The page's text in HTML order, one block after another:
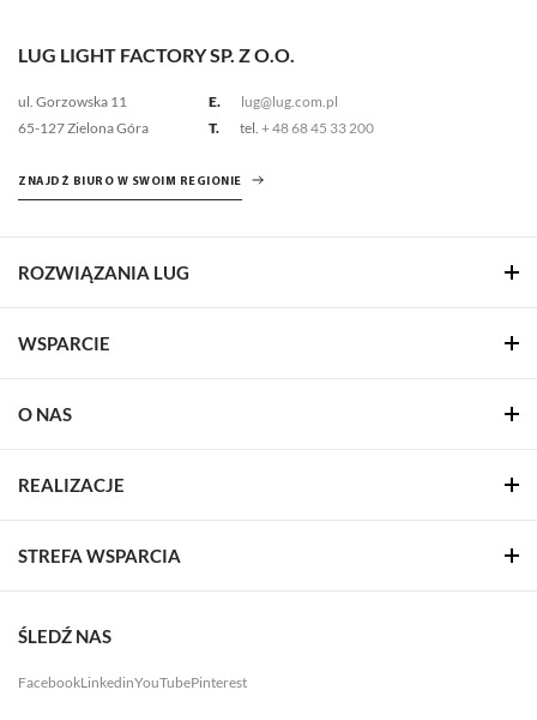
LUG LIGHT FACTORY SP. Z O.O.
ul. Gorzowska 11
65-127 Zielona Góra
E.
lug@lug.com.pl
T.
tel. + 48 68 45 33 200
ZNAJDŹ BIURO W SWOIM REGIONIE
ROZWIĄZANIA LUG
WSPARCIE
O NAS
REALIZACJE
STREFA WSPARCIA
ŚLEDŹ NAS
FacebookLinkedinYouTubePinterest